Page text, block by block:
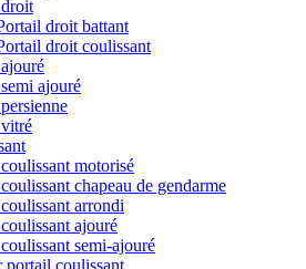
droit battant
droit coulissant
ajouré
motorisé
chapeau de gendarme
arrondi
ajouré
semi-ajouré
portail coulissant